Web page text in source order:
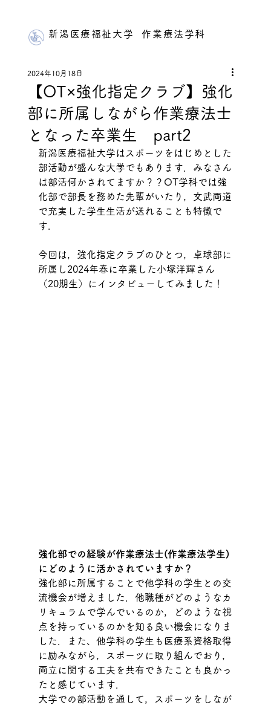
新潟医療福祉大学 作業療法学科
【OT×強化指定クラブ】強化
部に所属しながら作業療法士
となった卒業生 part2
2024年10月18日
新潟医療福祉大学はスポーツをはじめとした
部活動が盛んな大学でもあります．みなさん
は部活何かされてますか？？OT学科では強
化部で部長を務めた先輩がいたり，文武両道
で充実した学生生活が送れることも特徴で
す．
今回は，強化指定クラブのひとつ，卓球部に
所属し2024年春に卒業した小塚洋輝さん
（20期生）にインタビューしてみました！
強化部での経験が作業療法士(作業療法学生)
にどのように活かされていますか？
強化部に所属することで他学科の学生との交
流機会が増えました．他職種がどのようなカ
リキュラムで学んでいるのか，どのような視
点を持っているのかを知る良い機会になりま
した．また、他学科の学生も医療系資格取得
に励みながら，スポーツに取り組んでおり，
両立に関する工夫を共有できたことも良かっ
たと感じています．
大学での部活動を通して，スポーツをしなが